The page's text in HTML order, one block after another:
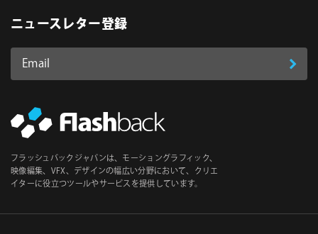
ニュースレター登録
Email
ス
必
須
登
フラッシュバックジャパンは、モーショングラフィック、
映像編集、VFX、デザインの幅広い分野において、クリエ
イターに役立つツールやサービスを提供しています。